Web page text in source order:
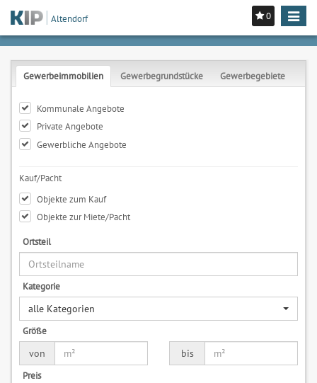
0
Toggle
Altendorf
Gewerbeimmobilien Gewerbegrundstücke Gewerbegebiete
Kommunale Angebote
Private Angebote
Gewerbliche Angebote
Kauf/Pacht
Objekte zum Kauf
Objekte zur Miete/Pacht
Ortsteil
Kategorie
alle Kategorien
Größe
von
bis
Preis